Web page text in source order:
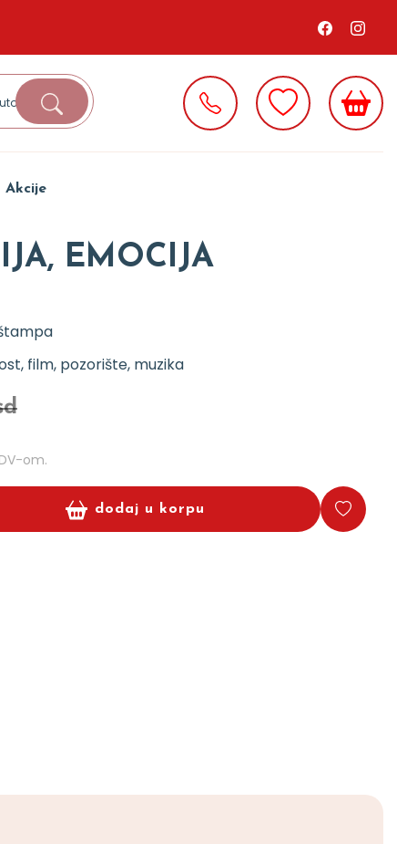
Akcije
EMOCIJA
film, pozorište, muzika
om.
dodaj u korpu